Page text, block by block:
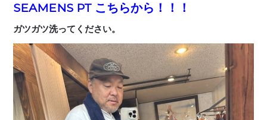
SEAMENS PT こちらから！！！
ガツガツ洗ってください。